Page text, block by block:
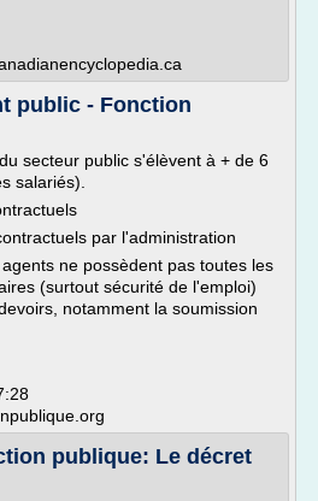
public - Fonction
secteur public s'élèvent à + de 6
salariés).
par l'administration
ne possèdent pas toutes les
(surtout sécurité de l'emploi)
notamment la soumission
publique: Le décret